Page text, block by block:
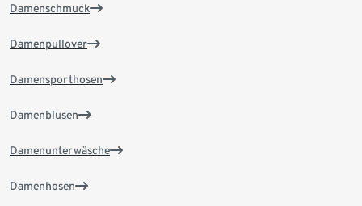
Damenschmuck
Damenpullover
Damensporthosen
Damenblusen
Damenunterwäsche
Damenhosen